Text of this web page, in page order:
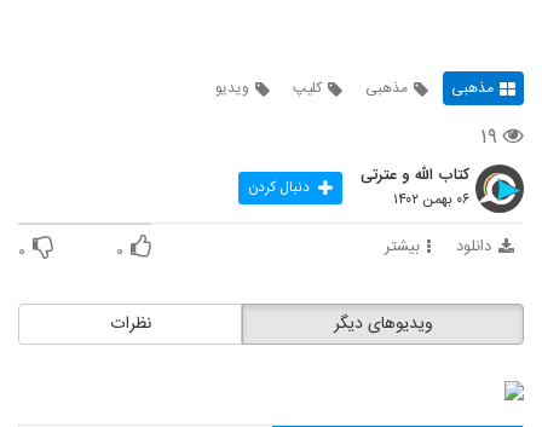
مذهبی مذهبی کلیپ ویدیو
۱۹
کتاب الله و عترتی
۰۶ بهمن ۱۴۰۲ دنبال کردن
دانلود بیشتر ۰ ۰
نظرات ویدیوهای دیگر